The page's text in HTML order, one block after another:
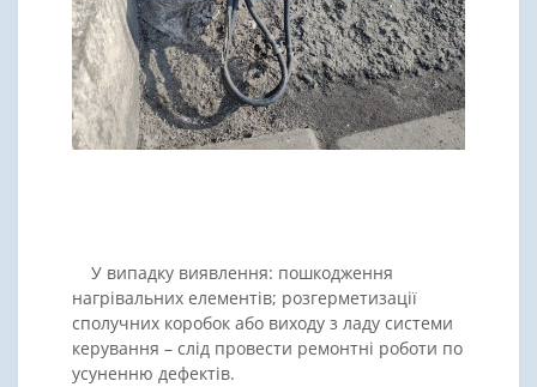
У випадку виявлення: пошкодження
нагрівальних елементів; розгерметизації
сполучних коробок або виходу з ладу системи
керування – слід провести ремонтні роботи по
усуненню дефектів.